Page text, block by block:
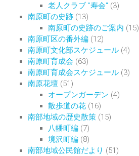
老人クラブ "寿会" (3)
南原町の史跡 (13)
南原町の史跡のご案内 (15)
南原町区の番外編 (12)
南原町文化部スケジュール (4)
南原町育成会 (63)
南原町育成会スケジュール (3)
南原花壇 (51)
オープンガーデン (4)
散歩道の花 (16)
南部地域の歴史散策 (15)
八幡町編 (7)
境沢町編 (8)
南部地域公民館だより (51)